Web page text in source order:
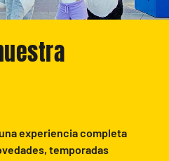
experiencia completa
temporadas